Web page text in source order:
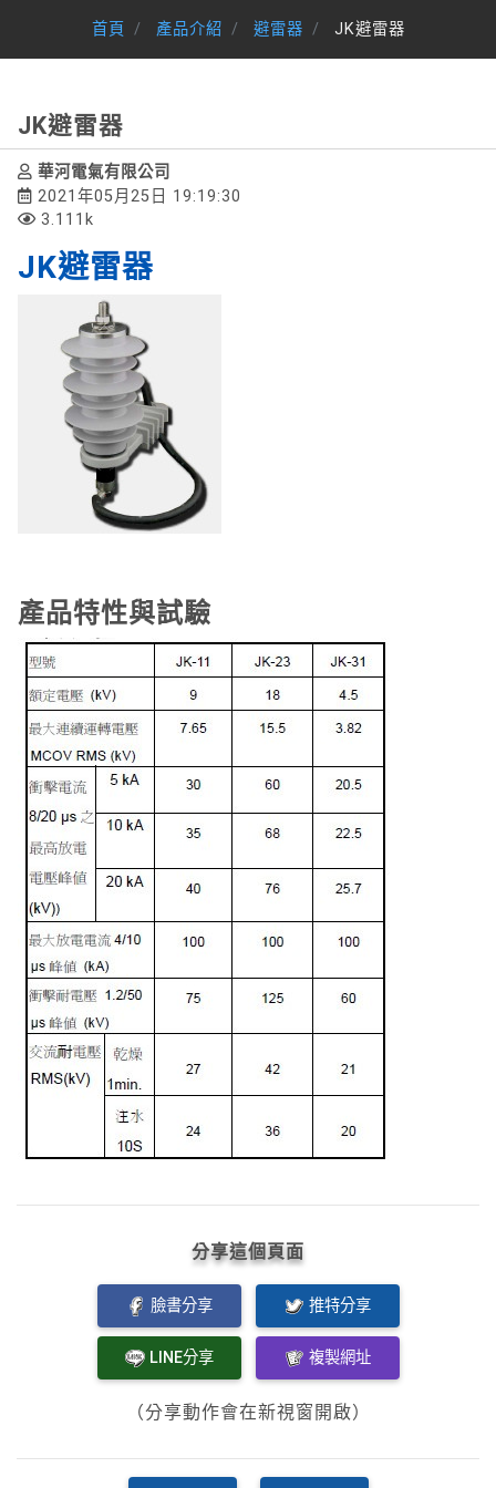
首頁 產品介紹 避雷器 JK避雷器
JK避雷器
華河電氣有限公司
2021年05月25日 19:19:30
3.111k
JK避雷器
產品特性與試驗
分享這個頁面
臉書分享 推特分享
LINE分享 複製網址
（分享動作會在新視窗開啟）